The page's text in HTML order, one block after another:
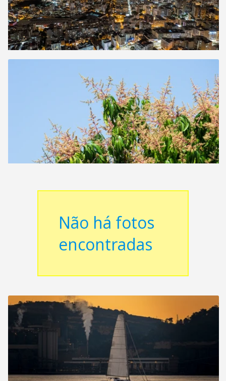
Não há fotos
encontradas